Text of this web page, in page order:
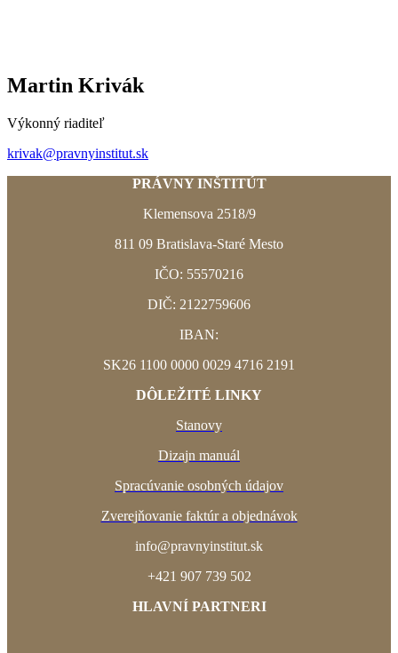
Martin Krivák
Výkonný riaditeľ
krivak@pravnyinstitut.sk
PRÁVNY INŠTITÚT
Klemensova 2518/9
811 09 Bratislava-Staré Mesto
IČO: 55570216
DIČ: 2122759606
IBAN:
SK26 1100 0000 0029 4716 2191
DÔLEŽITÉ LINKY
Stanovy
Dizajn manuál
Spracúvanie osobných údajov
Zverejňovanie faktúr a objednávok
info@pravnyinstitut.sk
+421 907 739 502
HLAVNÍ PARTNERI